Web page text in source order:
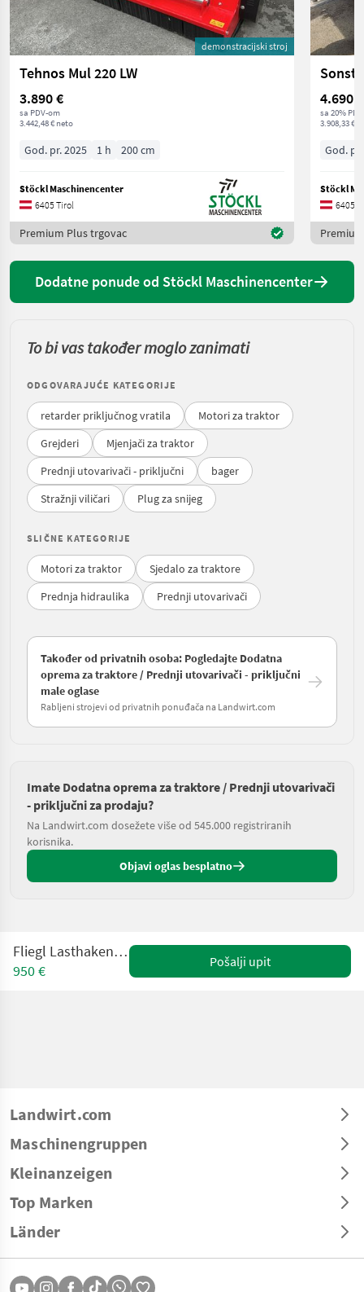
demonstracijski stroj
Tehnos Mul 220 LW
3.890 €
sa PDV-om
3.442,48 € neto
God. pr. 2025 1 h 200 cm
Stöckl Maschinencenter
6405 Tirol
Premium Plus trgovac
4.690 €
sa 20%
3.908,33 €
God.
Stöckl
6405
Dodatne ponude od Stöckl Maschinencenter
To bi vas također moglo zanimati
ODGOVARAJUĆE KATEGORIJE
retarder priključnog vratila
Motori za traktor
Grejderi
Mjenjači za traktor
Prednji utovarivači - priključni
bager
Stražnji viličari
Plug za snijeg
SLIČNE KATEGORIJE
Motori za traktor
Sjedalo za traktore
Prednja hidraulika
Prednji utovarivači
Također od privatnih osoba: Pogledajte Dodatna
oprema za traktore / Prednji utovarivači - priključni
male oglase
Rabljeni strojevi od privatnih ponuđača na Landwirt.com
Imate Dodatna oprema za traktore / Prednji utovarivači
- priključni za prodaju?
Na Landwirt.com dosežete više od 545.000 registriranih
korisnika.
Objavi oglas besplatno
Fliegl Lasthakenverlängerung
950 €
Pošalji upit
Landwirt.com
Maschinengruppen
Kleinanzeigen
Top Marken
Länder